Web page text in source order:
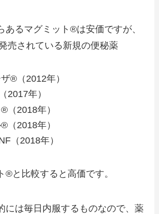
あるマグミット®は安価ですが、
売されている新規の便秘薬
®（2012年）
2017年）
（2018年）
（2018年）
（2018年）
®と比較すると高価です。
には毎日内服するものなので、薬